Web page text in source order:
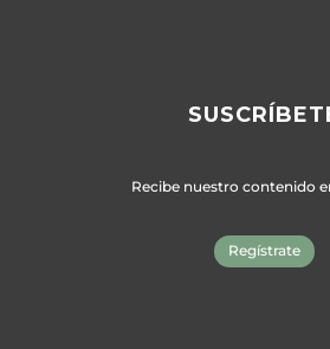
Recibe nuestro contenido
Regístrate